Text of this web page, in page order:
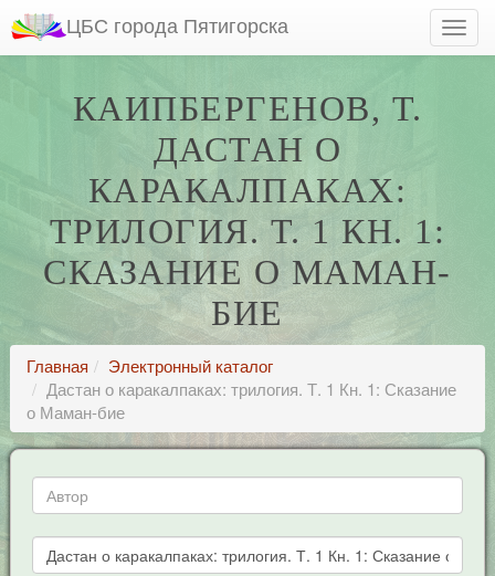
ЦБС города Пятигорска
КАИПБЕРГЕНОВ, Т.
ДАСТАН О
КАРАКАЛПАКАХ:
ТРИЛОГИЯ. Т. 1 КН. 1:
СКАЗАНИЕ О МАМАН-
БИЕ
Главная
Электронный каталог
Дастан о каракалпаках: трилогия. Т. 1 Кн. 1: Сказание
о Маман-бие